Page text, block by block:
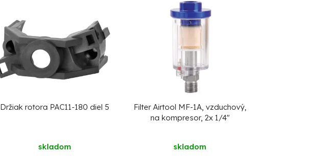
Držiak rotora PAC11-180 diel 5
skladom
Filter Airtool MF-1A, vzduchový,
na kompresor, 2x 1/4"
skladom